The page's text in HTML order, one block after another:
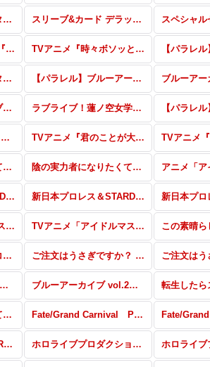
アニメ「アイドルマスター シャイニーカラーズ2nd season」 スリーブ&カード デラックスセット ラブライブ！蓮ノ空女学院スクールアイドルクラブ
【パラレル】TVアニメ『時々ボソッとロシア語でデレる隣のアーリャさん』 TVアニメ『時々ボソッとロシア語でデレる隣のアーリャさん』
アニメ「アイドルマスター シャイニーカラーズ」 【パラレル】ブルーアーカイブ The Animation
【パラレル】ラブライブ！蓮ノ空女学院スクールアイドルクラブ ラブライブ！蓮ノ空女学院スクールアイドルクラブ
ぽんのみち RRR・RR・R・C・Re TVアニメ『君のことが大大大大大好きな100人の彼女』パラレル
陰の実力者になりたくて！ vol.2 パラレル 陰の実力者になりたくて！ vol.2 RRR・RR・R・C・Re
新日本プロレス＆STARDOM RRR・RR・R・C・Re(スターダム) 新日本プロレス＆STARDOM パラレル(新日本プロレス)
TVアニメ「アイドルマスター シンデレラガールズ U149」パラレル TVアニメ「アイドルマスター シンデレラガールズ U149」RRR・RR・R・C・Re
スペシャルセット「リコリス・リコイル」 ご注文はうさぎですか？ BLOOM vol.2 パラレル
ブルーアーカイブ vol.2 PP・NBP・SP・RRR+・RR+・C+・Re+ ブルーアーカイブ vol.2 RRR・RR・R・C・Re
陰の実力者になりたくて！ SDR・GRe・RRR・RR・R・C・Re Fate/Grand Carnival PP・SP・RRR+・RR+・R+・C+・Re+
東方Project vol.2 RRR・RR・R・C・Re ホロライブプロダクション Vol.2 SNP・PP・SP・RRR+・RR+・R+・C+・Re+